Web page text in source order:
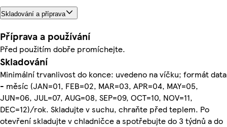
Skladování a příprava
Příprava a používání
Před použitím dobře promíchejte.
Skladování
Minimální trvanlivost do konce: uvedeno na víčku; formát data
- měsíc (JAN=01, FEB=02, MAR=03, APR=04, MAY=05,
JUN=06, JUL=07, AUG=08, SEP=09, OCT=10, NOV=11,
DEC=12)/rok. Skladujte v suchu, chraňte před teplem. Po
otevření skladujte v chladničce a spotřebujte do 3 týdnů a do